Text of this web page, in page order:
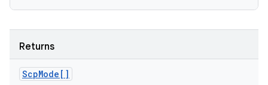
Returns
ScpMode[]